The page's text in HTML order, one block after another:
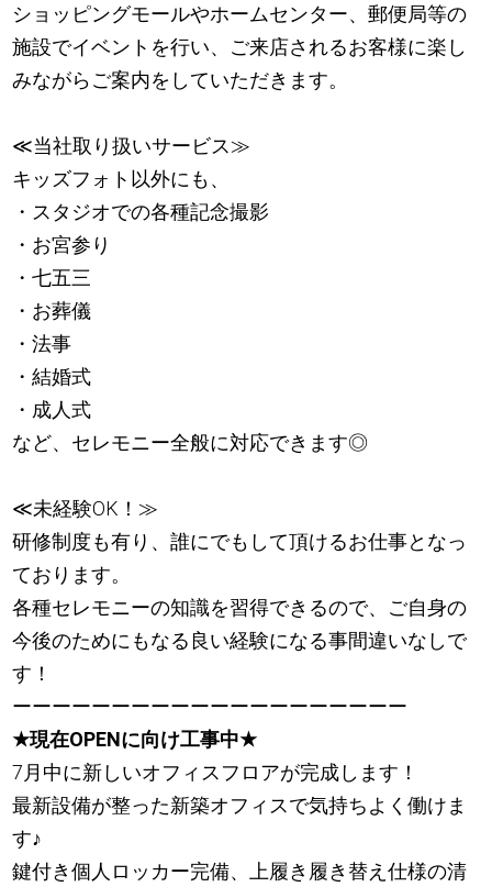
ショッピングモールやホームセンター、郵便局等の
施設でイベントを行い、ご来店されるお客様に楽し
みながらご案内をしていただきます。
≪当社取り扱いサービス≫
キッズフォト以外にも、
・スタジオでの各種記念撮影
・お宮参り
・七五三
・お葬儀
・法事
・結婚式
・成人式
など、セレモニー全般に対応できます◎
≪未経験OK！≫
研修制度も有り、誰にでもして頂けるお仕事となっ
ております。
各種セレモニーの知識を習得できるので、ご自身の
今後のためにもなる良い経験になる事間違いなしで
す！
ーーーーーーーーーーーーーーーーーーーー
★現在OPENに向け工事中★
7月中に新しいオフィスフロアが完成します！
最新設備が整った新築オフィスで気持ちよく働けま
す♪
鍵付き個人ロッカー完備、上履き履き替え仕様の清